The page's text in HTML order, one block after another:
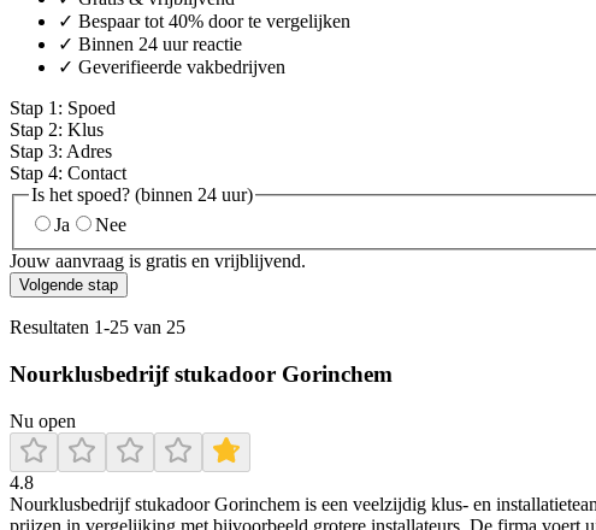
✓ Bespaar tot 40% door te vergelijken
✓ Binnen 24 uur reactie
✓ Geverifieerde vakbedrijven
Stap 1 : Spoed
Stap 2: Klus
Stap 3: Adres
Stap 4: Contact
Is het spoed? (binnen 24 uur)
Ja
Nee
Jouw aanvraag is gratis en vrijblijvend.
Volgende stap
Resultaten 1-25 van 25
Nourklusbedrijf stukadoor Gorinchem
Nu open
4.8
Nourklusbedrijf stukadoor Gorinchem is een veelzijdig klus- en
prijzen in vergelijking met bijvoorbeeld grotere installateurs. De firma voert